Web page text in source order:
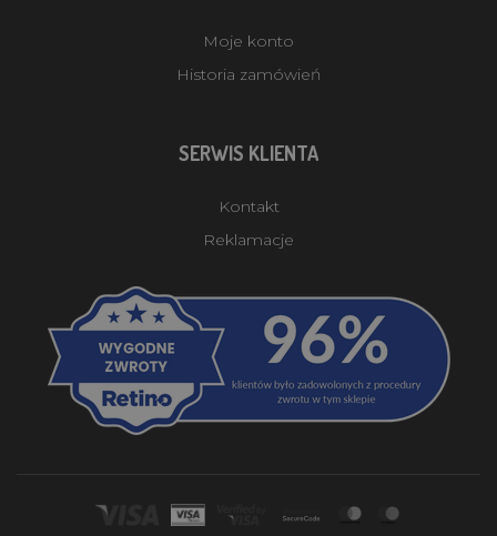
Moje konto
Historia zamówień
SERWIS KLIENTA
Kontakt
Reklamacje